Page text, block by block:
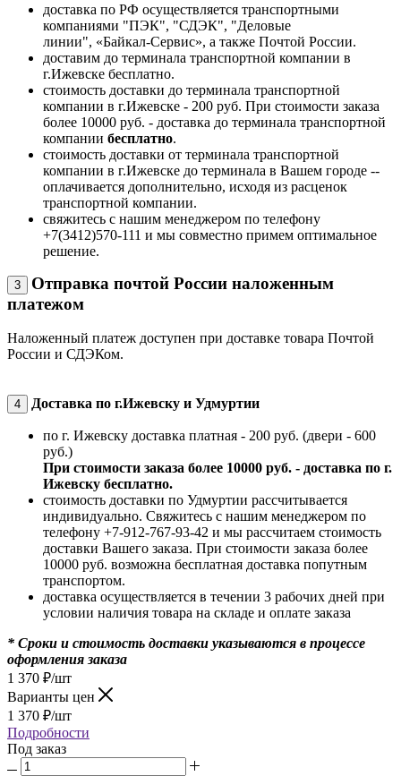
доставка по РФ осуществляется транспортными
компаниями "ПЭК", "СДЭК", "Деловые
линии", «Байкал-Сервис», а также Почтой России.
доставим до терминала транспортной компании в
г.Ижевске бесплатно.
стоимость доставки до терминала транспортной
компании в г.Ижевске - 200 руб. При стоимости заказа
более 10000 руб. - доставка до терминала транспортной
компании бесплатно.
стоимость доставки от терминала транспортной
компании в г.Ижевске до терминала в Вашем городе --
оплачивается дополнительно, исходя из расценок
транспортной компании.
свяжитесь с нашим менеджером по телефону
+7(3412)570-111 и мы совместно примем оптимальное
решение.
3
Отправка почтой России наложенным
платежом
Наложенный платеж доступен при доставке товара Почтой
России и СДЭКом.
4 Доставка по г.Ижевску и Удмуртии
по г. Ижевску доставка платная - 200 руб. (двери - 600
руб.)
При стоимости заказа более 10000 руб. - доставка по г.
Ижевску бесплатно.
стоимость доставки по Удмуртии рассчитывается
индивидуально. Свяжитесь с нашим менеджером по
телефону +7-912-767-93-42 и мы рассчитаем стоимость
доставки Вашего заказа. При стоимости заказа более
10000 руб. возможна бесплатная доставка попутным
транспортом.
доставка осуществляется в течении 3 рабочих дней при
условии наличия товара на складе и оплате заказа
* Сроки и стоимость доставки указываются в процессе
оформления заказа
1 370 ₽/шт
Варианты цен
1 370 ₽/шт
Подробности
Под заказ